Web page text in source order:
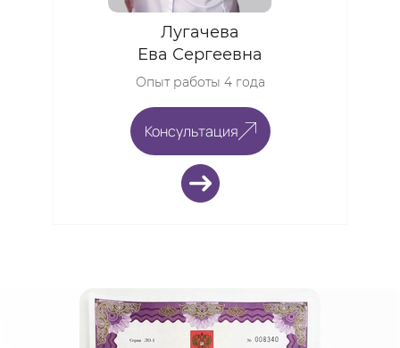
Лугачева
Ева Сергеевна
Опыт работы 4 года
Консультация